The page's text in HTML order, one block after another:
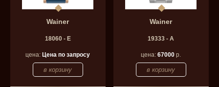
Wainer
18060 - E
цена:Цена по запросу
Wainer
19333 - A
цена:67000 р.